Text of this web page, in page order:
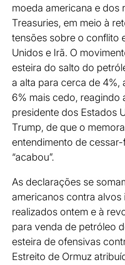
moeda americana e dos
Treasuries, em meio à
tensões sobre o conflito
Unidos e Irã. O
esteira do salto do
a alta para cerca de 4%,
6% mais cedo, reagindo
presidente dos Estados
Trump, de que o
entendimento de
“acabou”.
As declarações se
americanos contra alvos
realizados ontem e à
para venda de petróleo
esteira de ofensivas
Estreito de Ormuz